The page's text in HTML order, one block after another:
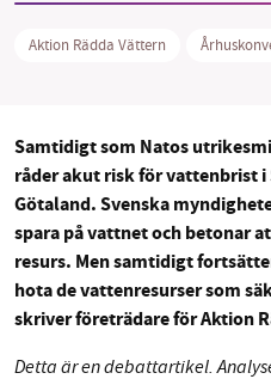
Threads
Aktion Rädda Vättern
Samtidigt som Natos
råder akut risk för vattenbrist i
Götaland. Svenska
spara på vattnet och betonar
resurs. Men samtidigt
hota de vattenresurser som
skriver företrädare för Aktion
Detta är en debattartikel.
SMB kämpar för en
starten 2010 har vår
miljödebatten
nyhetsbevakning och
utveckla vårt arbete
vill